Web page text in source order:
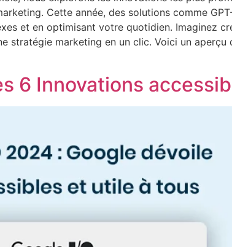
Cette année, des solutions comme
et en optimisant votre quotidien. Imaginez
stratégie marketing en un clic. Voici un
6 Innovations